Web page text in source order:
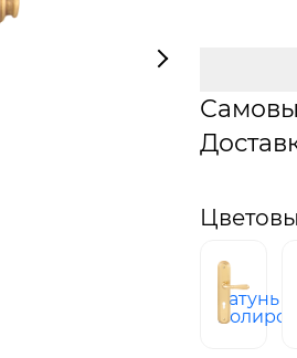
латунь